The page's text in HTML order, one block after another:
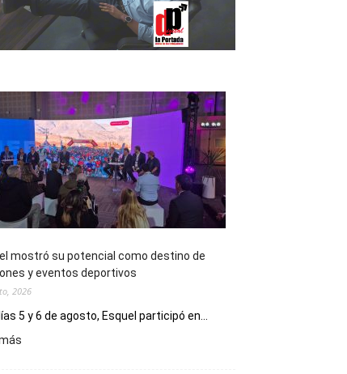
mostró su potencial como destino de
y eventos deportivos
2026
5 y 6 de agosto, Esquel participó en...